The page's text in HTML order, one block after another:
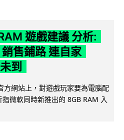
遊戲建議 分析:
售鋪路 連自家
到
網站上，對遊戲玩家要為電腦配
微軟同時新推出的 8GB RAM 入